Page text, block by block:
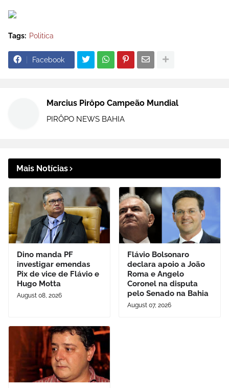
Tags: Politica
Facebook
Marcius Pirôpo Campeão Mundial
PIRÔPO NEWS BAHIA
Mais Notícias
Dino manda PF
investigar emendas
Pix de vice de Flávio e
Hugo Motta
August 08, 2026
Flávio Bolsonaro
declara apoio a João
Roma e Angelo
Coronel na disputa
pelo Senado na Bahia
August 07, 2026